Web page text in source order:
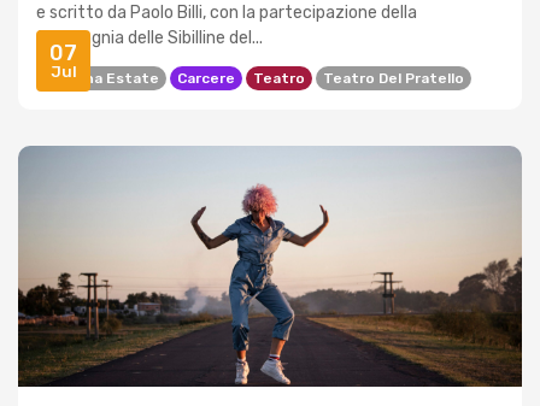
07
Jul
e scritto da Paolo Billi, con la partecipazione della
Compagnia delle Sibilline del...
Bologna Estate Carcere Teatro Teatro Del Pratello